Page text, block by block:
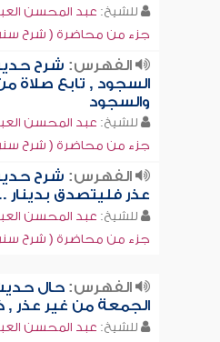
للشيخ: عبد المحسن
جزء من محاضرة ( شرح سنن
الفهرس: شرح
السجود , تابع صلاة
والسجود
للشيخ: عبد المحسن
جزء من محاضرة ( شرح سنن
الفهرس: شرح
عذر فليتصدق بدينار
للشيخ: عبد المحسن
جزء من محاضرة ( شرح سنن
الفهرس:حال
الجمعة من غير عذر ,
للشيخ: عبد المحسن